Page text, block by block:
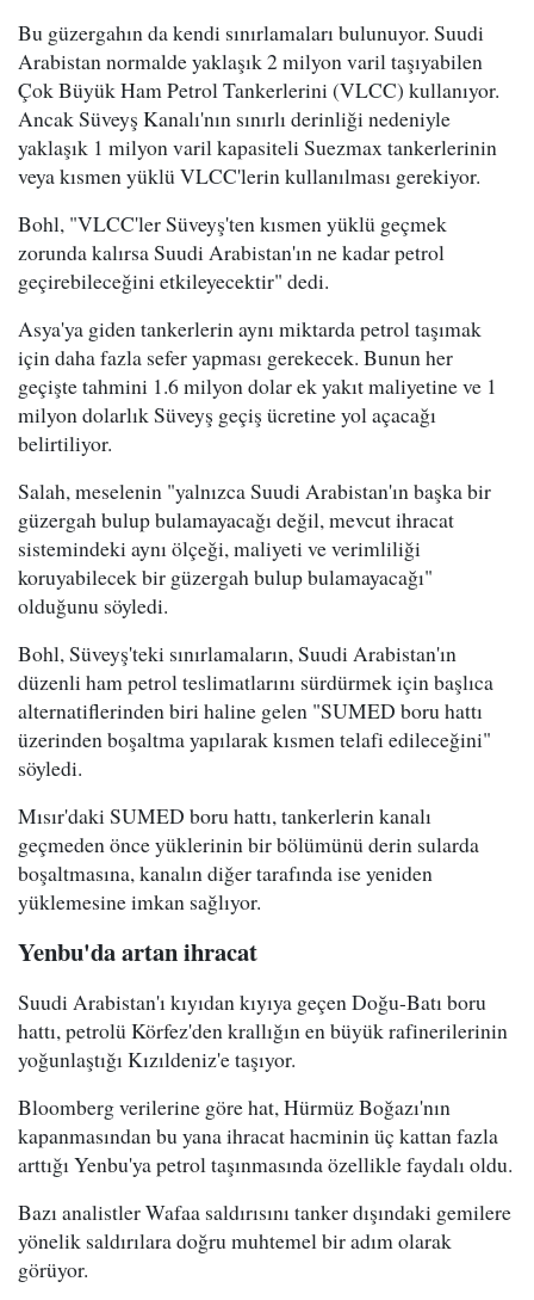
Bu güzergahın da kendi sınırlamaları bulunuyor. Suudi
Arabistan normalde yaklaşık 2 milyon varil taşıyabilen
Çok Büyük Ham Petrol Tankerlerini (VLCC) kullanıyor.
Ancak Süveyş Kanalı'nın sınırlı derinliği nedeniyle
yaklaşık 1 milyon varil kapasiteli Suezmax tankerlerinin
veya kısmen yüklü VLCC'lerin kullanılması gerekiyor.
Bohl, "VLCC'ler Süveyş'ten kısmen yüklü geçmek
zorunda kalırsa Suudi Arabistan'ın ne kadar petrol
geçirebileceğini etkileyecektir" dedi.
Asya'ya giden tankerlerin aynı miktarda petrol taşımak
için daha fazla sefer yapması gerekecek. Bunun her
geçişte tahmini 1.6 milyon dolar ek yakıt maliyetine ve 1
milyon dolarlık Süveyş geçiş ücretine yol açacağı
belirtiliyor.
Salah, meselenin "yalnızca Suudi Arabistan'ın başka bir
güzergah bulup bulamayacağı değil, mevcut ihracat
sistemindeki aynı ölçeği, maliyeti ve verimliliği
koruyabilecek bir güzergah bulup bulamayacağı"
olduğunu söyledi.
Bohl, Süveyş'teki sınırlamaların, Suudi Arabistan'ın
düzenli ham petrol teslimatlarını sürdürmek için başlıca
alternatiflerinden biri haline gelen "SUMED boru hattı
üzerinden boşaltma yapılarak kısmen telafi edileceğini"
söyledi.
Mısır'daki SUMED boru hattı, tankerlerin kanalı
geçmeden önce yüklerinin bir bölümünü derin sularda
boşaltmasına, kanalın diğer tarafında ise yeniden
yüklemesine imkan sağlıyor.
Yenbu'da artan ihracat
Suudi Arabistan'ı kıyıdan kıyıya geçen Doğu-Batı boru
hattı, petrolü Körfez'den krallığın en büyük rafinerilerinin
yoğunlaştığı Kızıldeniz'e taşıyor.
Bloomberg verilerine göre hat, Hürmüz Boğazı'nın
kapanmasından bu yana ihracat hacminin üç kattan fazla
arttığı Yenbu'ya petrol taşınmasında özellikle faydalı oldu.
Bazı analistler Wafaa saldırısını tanker dışındaki gemilere
yönelik saldırılara doğru muhtemel bir adım olarak
görüyor.